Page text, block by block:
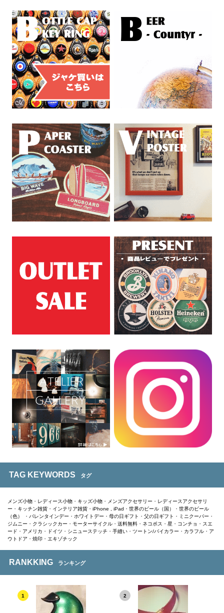
TAG KEYWORDS タグ
メンズ小物 ・ レディース小物 ・ キッズ小物 ・ メンズアクセサリー ・ レディースアクセサリ
ー ・ キッチン雑貨 ・ インテリア雑貨 ・ iPhone , iPad ・ 世界のビール（国） ・ 世界のビール
（色）
・ バレンタインデー ・ ホワイトデー ・ 母の日ギフト ・ 父の日ギフト ・ ミニクーパー ・
ジムニー ・ クラシックカー ・ モーターサイクル ・ 送料無料 ・ ネコポス ・ 星 ・ コンチョ ・ スエ
ード ・ アメリカ ・ ドイツ ・ シニューステッチ ・ 手縫い ・ ツートン/バイカラー ・ カラフル ・ ア
ウトドア ・ 焼印 ・ エキゾチック
RANKKING ランキング
1 2